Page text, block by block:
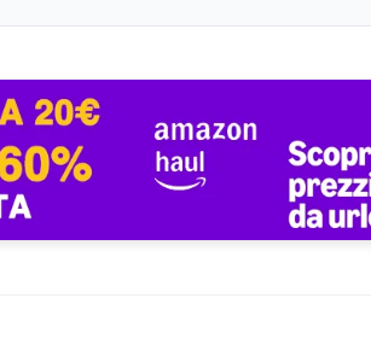
supportando risoluzioni fino a
prestazioni di gioco. La vivacità dei
Tuttavia, alcuni segnalano che la
esigenti che cercano prestazioni elevate